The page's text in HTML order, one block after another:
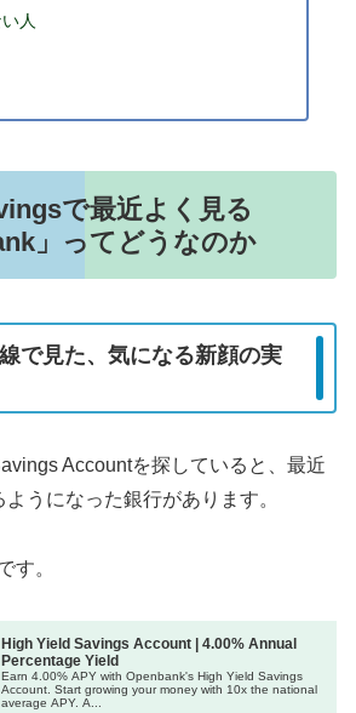
人
で最近よく見る
」ってどうなのか
で見た、気になる新顔の実
Accountを探していると、最近
うになった銀行があります。
す。
High Yield Savings Account | 4.00% Annual
Percentage Yield
Earn 4.00% APY with Openbank's High Yield Savings
Account. Start growing your money with 10x the national
average APY. A...